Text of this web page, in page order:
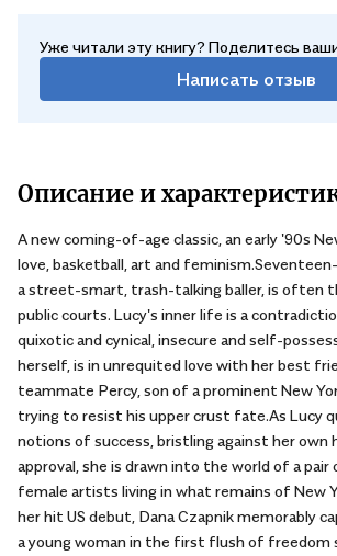
Уже читали эту книгу? Поделитесь
Написать отзыв
Описание и
A new coming-of-age classic, an early '90s
love, basketball, art and
a street-smart, trash-talking baller, is often
public courts. Lucy's inner life is a
quixotic and cynical, insecure and self-
herself, is in unrequited love with her best
teammate Percy, son of a prominent New
trying to resist his upper crust fate.As Lucy
notions of success, bristling against her own
approval, she is drawn into the world of a
female artists living in what remains of New
her hit US debut, Dana Czapnik memorably
a young woman in the first flush of freedom